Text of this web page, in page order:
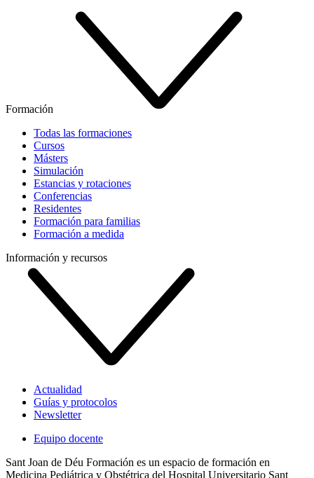
Formación
Todas las formaciones
Cursos
Másters
Simulación
Estancias y rotaciones
Conferencias
Residentes
Formación para familias
Formación a medida
Información y recursos
Actualidad
Guías y protocolos
Newsletter
Equipo docente
Sant Joan de Déu Formación es un espacio de formación en
Medicina Pediátrica y Obstétrica del Hospital Universitario Sant